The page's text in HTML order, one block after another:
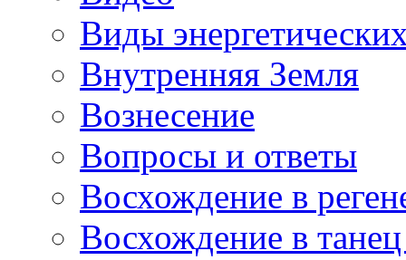
Виды
Внутренняя Земля
Вознесение
Вопросы и ответы
Восхождение в
Восхождение в